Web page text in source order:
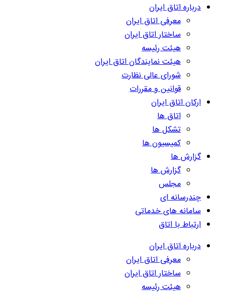
درباره اتاق ایران
معرفی اتاق ایران
ساختار اتاق ایران
هیئت رئیسه
هیئت نمایندگان اتاق ایران
شورای عالی نظارت
قوانین و مقررات
ارکان اتاق ایران
اتاق ها
تشکل ها
کمیسیون ها
گزارش ها
گزارش ها
مجلس
چندرسانه ای
سامانه های خدماتی
ارتباط با اتاق
درباره اتاق ایران
معرفی اتاق ایران
ساختار اتاق ایران
هیئت رئیسه